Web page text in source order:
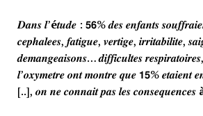
𝑫𝒂𝒏𝒔 𝒍’é𝒕𝒖𝒅𝒆 : 𝟱𝟲% 𝒅𝒆𝒔 𝒆𝒏𝒇𝒂𝒏𝒕𝒔
𝒄𝒆𝒑𝒉𝒂𝒍𝒆𝒆𝒔, 𝒇𝒂𝒕𝒊𝒈𝒖𝒆, 𝒗𝒆𝒓𝒕𝒊𝒈𝒆, 𝒊𝒓𝒓𝒊𝒕𝒂𝒃𝒊𝒍𝒊𝒕𝒆,
𝒅𝒆𝒎𝒂𝒏𝒈𝒆𝒂𝒊𝒔𝒐𝒏𝒔… 𝒅𝒊𝒇𝒇𝒊𝒄𝒖𝒍𝒕𝒆𝒔
𝒍’𝒐𝒙𝒚𝒎𝒆𝒕𝒓𝒆 𝒐𝒏𝒕 𝒎𝒐𝒏𝒕𝒓𝒆 𝒒𝒖𝒆 𝟭𝟱% 𝒆𝒕𝒂𝒊𝒆𝒏𝒕
[..], 𝒐𝒏 𝒏𝒆 𝒄𝒐𝒏𝒏𝒂𝒊𝒕 𝒑𝒂𝒔 𝒍𝒆𝒔 𝒄𝒐𝒏𝒔𝒆𝒒𝒖𝒆𝒏𝒄𝒆𝒔